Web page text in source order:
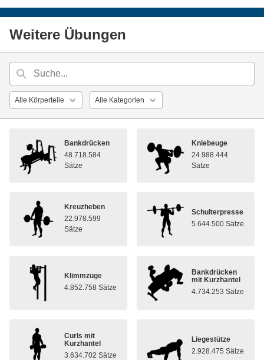
Weitere Übungen
Bankdrücken
48.718.584
Sätze
Kniebeuge
24.988.444
Sätze
Kreuzheben
22.978.599
Sätze
Schulterpresse
5.644.500 Sätze
Klimmzüge
4.852.758 Sätze
Bankdrücken
mit Kurzhantel
4.734.253 Sätze
Curls mit
Kurzhantel
3.634.702 Sätze
Liegestütze
2.928.475 Sätze